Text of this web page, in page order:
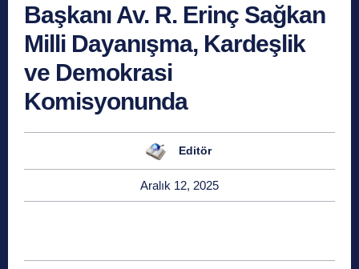
Başkanı Av. R. Erinç Sağkan
Milli Dayanışma, Kardeşlik
ve Demokrasi
Komisyonunda
Editör
Aralık 12, 2025